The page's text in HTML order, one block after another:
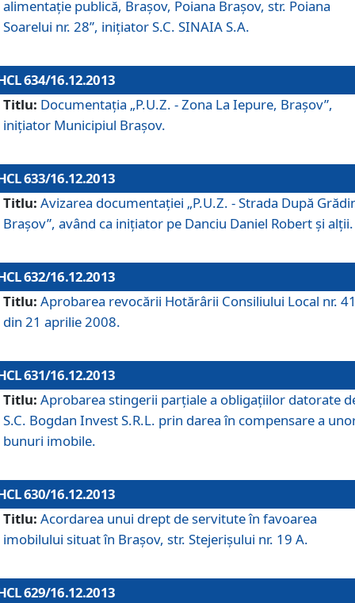
alimentaţie publică, Braşov, Poiana Braşov, str. Poiana
Soarelui nr. 28”, iniţiator S.C. SINAIA S.A.
634/16.12.2013
Titlu: Documentaţia „P.U.Z. - Zona La Iepure, Braşov”,
iniţiator Municipiul Braşov.
633/16.12.2013
Titlu: Avizarea documentaţiei „P.U.Z. - Strada După
Braşov”, având ca iniţiator pe Danciu Daniel Robert şi alţii.
632/16.12.2013
Titlu: Aprobarea revocării Hotărârii Consiliului Local nr.
din 21 aprilie 2008.
631/16.12.2013
Titlu: Aprobarea stingerii parţiale a obligaţiilor datorate
S.C. Bogdan Invest S.R.L. prin darea în compensare a
bunuri imobile.
630/16.12.2013
Titlu: Acordarea unui drept de servitute în favoarea
imobilului situat în Braşov, str. Stejerişului nr. 19 A.
629/16.12.2013